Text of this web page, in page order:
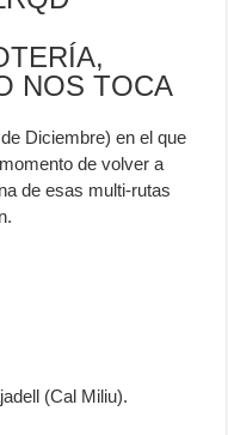
NOS TOCA
Diciembre) en el que
de volver a
de esas multi-rutas
(Cal Miliu).